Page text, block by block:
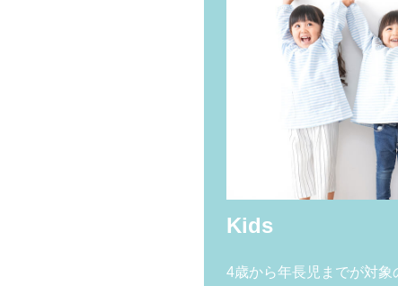
Kids
4歳から年長児までが対象